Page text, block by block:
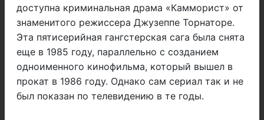
доступна криминальная драма «Камморист» от
знаменитого режиссера Джузеппе Торнаторе.
Эта пятисерийная гангстерская сага была снята
еще в 1985 году, параллельно с созданием
одноименного кинофильма, который вышел в
прокат в 1986 году. Однако сам сериал так и не
был показан по телевидению в те годы.